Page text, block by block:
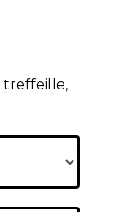
treffeille,